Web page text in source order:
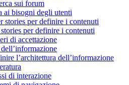
sui forum
ai bisogni degli utenti
stories per definire i contenuti
per definire i contenuti
di accettazione
l’architettura dell’informazione
di interazione